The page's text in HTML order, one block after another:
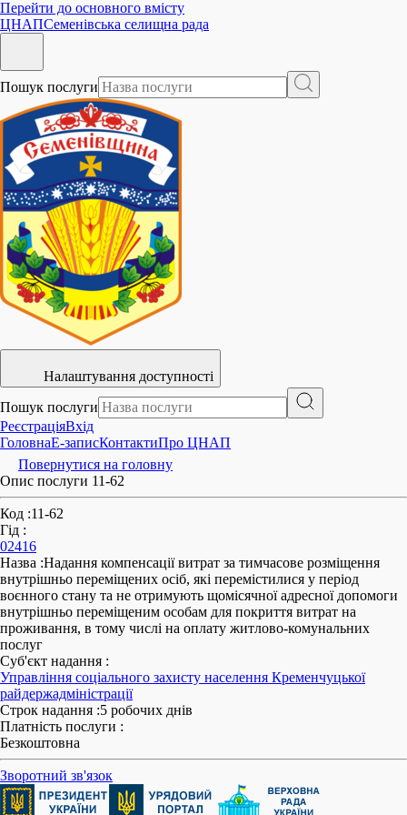
Перейти до основного вмісту
ЦНАПСеменівська селищна рада
Пошук послуги
Налаштування доступності
Пошук послуги
РеєстраціяВхід
ГоловнаE-записКонтактиПро ЦНАП
Повернутися на головну
Опис послуги 11-62
Код :11-62
Гід :
02416
Назва :Надання компенсації витрат за тимчасове розміщення
внутрішньо переміщених осіб, які перемістилися у період
воєнного стану та не отримують щомісячної адресної допомоги
внутрішньо переміщеним особам для покриття витрат на
проживання, в тому числі на оплату житлово-комунальних
послуг
Суб'єкт надання :
Управління соціального захисту населення Кременчуцької
райдержадміністрації
Строк надання :5 робочих днів
Платність послуги :
Безкоштовна
Зворотний зв'язок